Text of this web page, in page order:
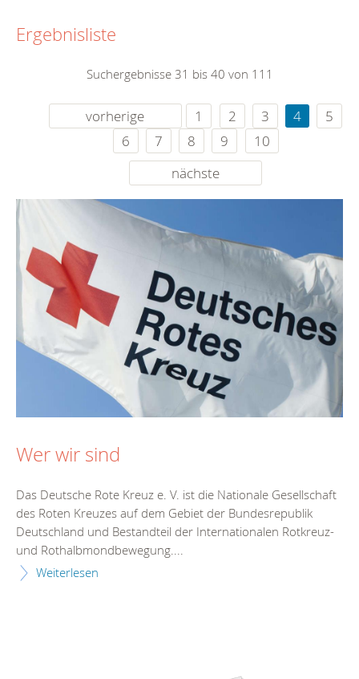
Ergebnisliste
Suchergebnisse 31 bis 40 von 111
vorherige 1 2 3 4
5
6
7 8 9
10
nächste
Wer wir sind
Das Deutsche Rote Kreuz e. V. ist die Nationale Gesellschaft
des Roten Kreuzes auf dem Gebiet der Bundesrepublik
Deutschland und Bestandteil der Internationalen Rotkreuz-
und Rothalbmondbewegung....
Weiterlesen